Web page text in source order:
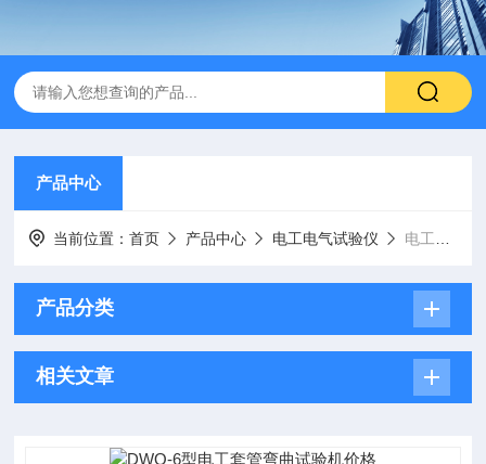
产品中心
当前位置：首页 产品中心 电工电气试验仪 电工套管弯曲固定装置
产品分类
相关文章